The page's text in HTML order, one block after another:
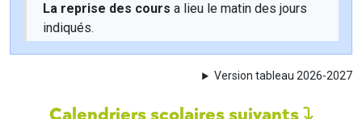
La reprise des cours a lieu le matin des jours
indiqués.
Version tableau 2026-2027